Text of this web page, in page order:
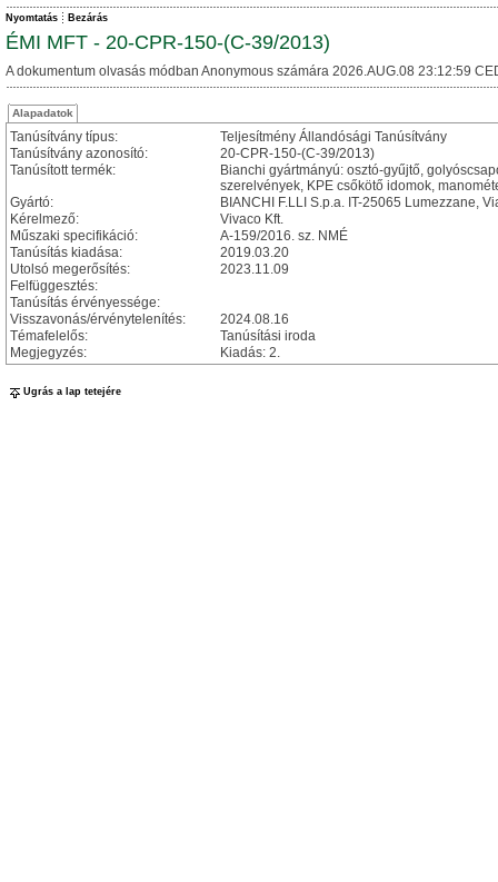
Nyomtatás Bezárás
ÉMI MFT - 20-CPR-150-(C-39/2013)
A dokumentum olvasás módban Anonymous számára 2026.AUG.08 23:12:59
Alapadatok
Tanúsítvány típus:
Teljesítmény Állandósági Tanúsítvány
Tanúsítvány azonosító:
20-CPR-150-(C-39/2013)
Tanúsított termék:
Bianchi gyártmányú: osztó-gyűjtő,
szerelvények, KPE csőkötő idomok,
Gyártó:
BIANCHI F.LLI S.p.a. IT-25065 Lumezzane,
Kérelmező:
Vivaco Kft.
Műszaki specifikáció:
A-159/2016. sz. NMÉ
Tanúsítás kiadása:
2019.03.20
Utolsó megerősítés:
2023.11.09
Felfüggesztés:
Tanúsítás érvényessége:
Visszavonás/érvénytelenítés:
2024.08.16
Témafelelős:
Tanúsítási iroda
Megjegyzés:
Kiadás: 2.
Ugrás a lap tetejére